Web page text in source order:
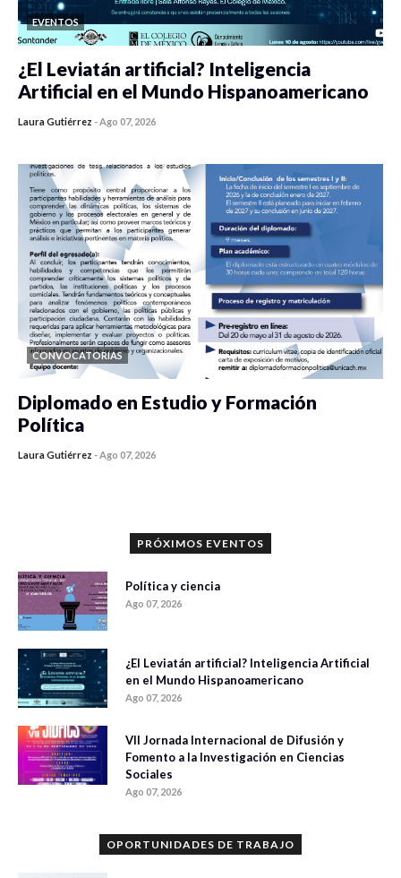
EVENTOS
¿El Leviatán artificial? Inteligencia
Artificial en el Mundo Hispanoamericano
Laura Gutiérrez -Ago 07, 2026
CONVOCATORIAS
Diplomado en Estudio y Formación
Política
Laura Gutiérrez -Ago 07, 2026
PRÓXIMOS EVENTOS
Política y ciencia
Ago 07, 2026
¿El Leviatán artificial? Inteligencia Artificial
en el Mundo Hispanoamericano
Ago 07, 2026
VII Jornada Internacional de Difusión y
Fomento a la Investigación en Ciencias
Sociales
Ago 07, 2026
OPORTUNIDADES DE TRABAJO